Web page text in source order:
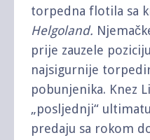
torpedna flotila sa
Helgoland.
prije zauzele
najsigurnije
pobunjenika. Knez
„posljednji“
predaju sa rokom